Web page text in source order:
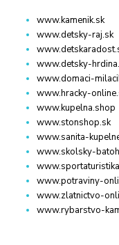
www.kamenik.sk
www.detsky-raj.sk
www.detsky-
www.domaci-
www.hracky-
www.kupelna.shop
www.stonshop.sk
www.sanita-
www.skolsky-
www.potraviny-
www.zlatnictvo-
www.rybarstvo-